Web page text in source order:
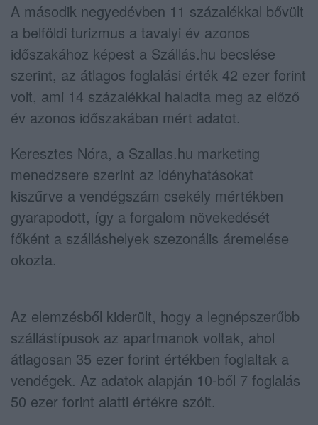
A második negyedévben 11 százalékkal bővült
a belföldi turizmus a tavalyi év azonos
időszakához képest a Szállás.hu becslése
szerint, az átlagos foglalási érték 42 ezer forint
volt, ami 14 százalékkal haladta meg az előző
év azonos időszakában mért adatot.
Keresztes Nóra, a Szallas.hu marketing
menedzsere szerint az idényhatásokat
kiszűrve a vendégszám csekély mértékben
gyarapodott, így a forgalom növekedését
főként a szálláshelyek szezonális áremelése
okozta.
Az elemzésből kiderült, hogy a legnépszerűbb
szállástípusok az apartmanok voltak, ahol
átlagosan 35 ezer forint értékben foglaltak a
vendégek. Az adatok alapján 10-ből 7 foglalás
50 ezer forint alatti értékre szólt.